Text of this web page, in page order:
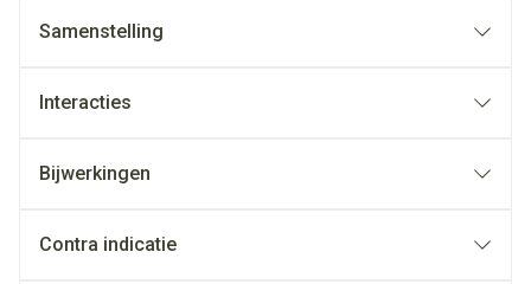
Samenstelling
Interacties
Bijwerkingen
Contra indicatie